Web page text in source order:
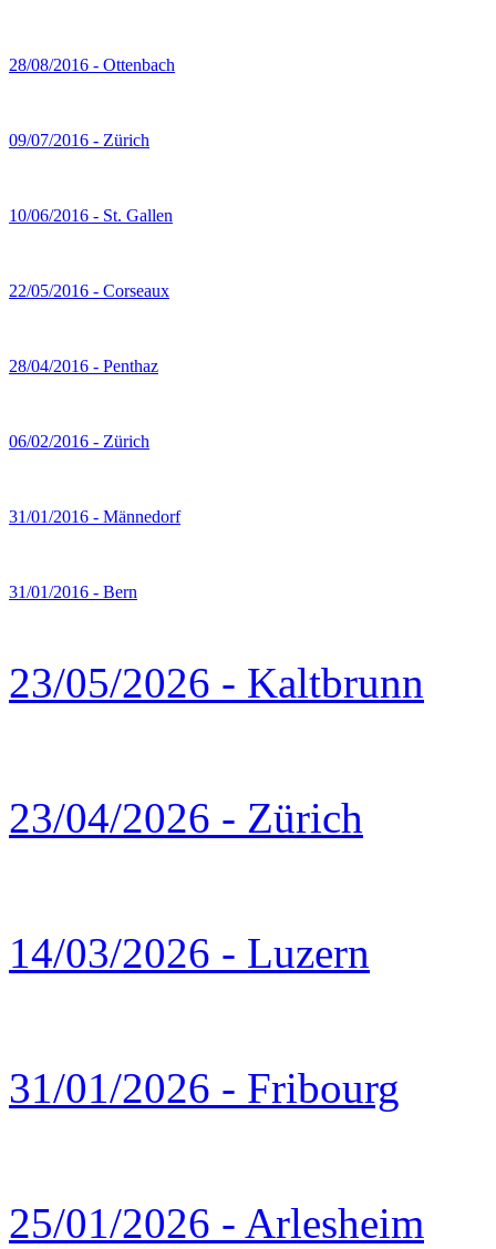
28/08/2016 - Ottenbach
09/07/2016 - Zürich
10/06/2016 - St. Gallen
22/05/2016 - Corseaux
28/04/2016 - Penthaz
06/02/2016 - Zürich
31/01/2016 - Männedorf
31/01/2016 - Bern
23/05/2026 - Kaltbrunn
23/04/2026 - Zürich
14/03/2026 - Luzern
31/01/2026 - Fribourg
25/01/2026 - Arlesheim